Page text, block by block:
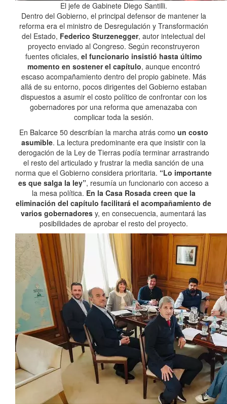
El jefe de Gabinete Diego Santilli.
Dentro del Gobierno, el principal defensor de mantener la
reforma era el ministro de Desregulación y Transformación
del Estado, Federico Sturzenegger, autor intelectual del
proyecto enviado al Congreso. Según reconstruyeron
fuentes oficiales, el funcionario insistió hasta último
momento en sostener el capítulo, aunque encontró
escaso acompañamiento dentro del propio gabinete. Más
allá de su entorno, pocos dirigentes del Gobierno estaban
dispuestos a asumir el costo político de confrontar con los
gobernadores por una reforma que amenazaba con
complicar toda la sesión.
En Balcarce 50 describían la marcha atrás como un costo
asumible. La lectura predominante era que insistir con la
derogación de la Ley de Tierras podía terminar arrastrando
el resto del articulado y frustrar la media sanción de una
norma que el Gobierno considera prioritaria. “Lo importante
es que salga la ley”, resumía un funcionario con acceso a
la mesa política. En la Casa Rosada creen que la
eliminación del capítulo facilitará el acompañamiento de
varios gobernadores y, en consecuencia, aumentará las
posibilidades de aprobar el resto del proyecto.